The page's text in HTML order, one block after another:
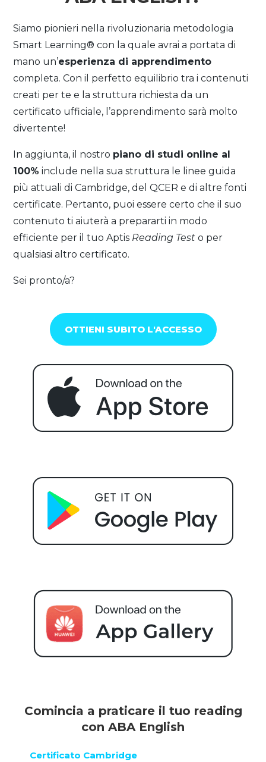
Siamo pionieri nella rivoluzionaria metodologia
Smart Learning® con la quale avrai a portata di
mano un’esperienza di apprendimento
completa. Con il perfetto equilibrio tra i contenuti
creati per te e la struttura richiesta da un
certificato ufficiale, l’apprendimento sarà molto
divertente!
In aggiunta, il nostro piano di studi online al
100% include nella sua struttura le linee guida
più attuali di Cambridge, del QCER e di altre fonti
certificate. Pertanto, puoi essere certo che il suo
contenuto ti aiuterà a prepararti in modo
efficiente per il tuo Aptis Reading Test o per
qualsiasi altro certificato.
Sei pronto/a?
OTTIENI SUBITO L'ACCESSO
Comincia a praticare il tuo reading
con ABA English
Certificato Cambridge